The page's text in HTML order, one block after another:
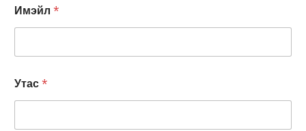
Имэйл *
Утас *